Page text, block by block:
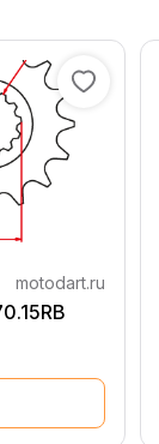
motodart.ru